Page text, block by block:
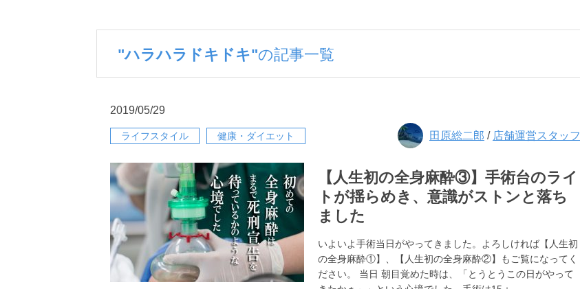
"ハラハラドキドキ"の記事一覧
2019/05/29
ライフスタイル 健康・ダイエット 田原総二郎 / 店舗運営スタッフ
【人生初の全身麻酔③】手術台のライ
トが揺らめき、意識がストンと落ち
ました
いよいよ手術当日がやってきました。よろしければ【人生初
の全身麻酔①】、【人生初の全身麻酔②】もご覧になってく
ださい。 当日 朝目覚めた時は、「とうとうこの日がやって